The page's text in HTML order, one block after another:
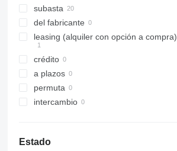
subasta
del fabricante
leasing (alquiler con opción a compra)
crédito
a plazos
permuta
intercambio
Estado